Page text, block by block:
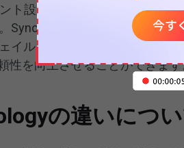
ト設置をサポートしており、
Synologyが高可用性をサポー
イルオーバークラスタに追加
性を向上させることができま
の違いにつ